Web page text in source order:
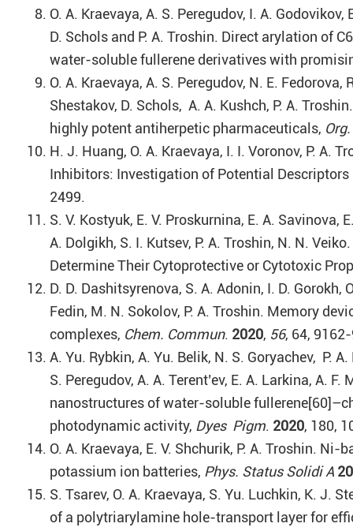
O. A. Kraevaya, A. S. Peregudov, I. A.
D. Schols and P. A. Troshin. Direct arylation of
water-soluble fullerene derivatives with
O. A. Kraevaya, A. S. Peregudov, N. E.
Shestakov, D. Schols, A. A. Kushch, P. A.
highly potent antiherpetic pharmaceuticals,
H. J. Huang, O. A. Kraevaya, I. I. Voronov, P. A.
Inhibitors: Investigation of Potential Descriptors
2499.
S. V. Kostyuk, E. V. Proskurnina, E. A. Savinova,
A. Dolgikh, S. I. Kutsev, P. A. Troshin, N. N.
Determine Their Cytoprotective or Cytotoxic
D. D. Dashitsyrenova, S. A. Adonin, I. D. Gorokh,
Fedin, M. N. Sokolov, P. A. Troshin. Memory
complexes, Chem. Commun. 2020, 56, 64,
A. Yu. Rybkin, A. Yu. Belik, N. S. Goryachev, P.
S. Peregudov, A. A. Terent’ev, E. A. Larkina, A.
nanostructures of water-soluble
photodynamic activity, Dyes Pigm. 2020, 180,
O. A. Kraevaya, E. V. Shchurik, P. A. Troshin.
potassium ion batteries, Phys. Status Solidi A
S. Tsarev, O. A. Kraevaya, S. Yu. Luchkin, K. J.
of a polytriarylamine hole-transport layer for